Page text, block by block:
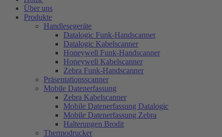
Über uns
Produkte
Handlesegeräte
Datalogic Funk-Handscanner
Datalogic Kabelscanner
Honeywell Funk-Handscanner
Honeywell Kabelscanner
Zebra Funk-Handscanner
Präsentationsscanner
Mobile Datenerfassung
Zebra Kabelscanner
Mobile Datenerfassung Datalogic
Mobile Datenerfassung Zebra
Halterungen Brodit
Thermodrucker